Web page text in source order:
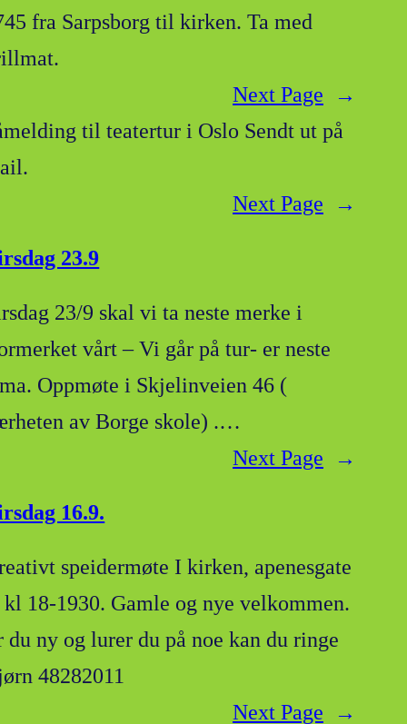
fra Sarpsborg til kirken. Ta med
Next Page
→
til teatertur i Oslo Sendt ut på
Next Page
→
23.9
23/9 skal vi ta neste merke i
vårt – Vi går på tur- er neste
Oppmøte i Skjelinveien 46 (
av Borge skole) .…
Next Page
→
16.9.
speidermøte I kirken, apenesgate
kl 18-1930. Gamle og nye velkommen.
du ny og lurer du på noe kan du ringe
48282011
Next Page
→